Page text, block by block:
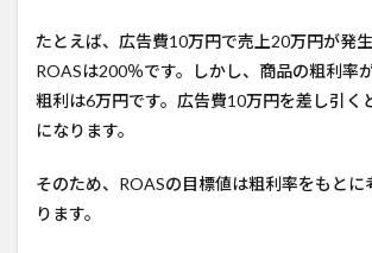
たとえば、広告費10万円で売上20万円が発生
ROASは200％です。しかし、商品の粗利率
粗利は6万円です。広告費10万円を差し引く
になります。
そのため、ROASの目標値は粗利率をもとに
ります。